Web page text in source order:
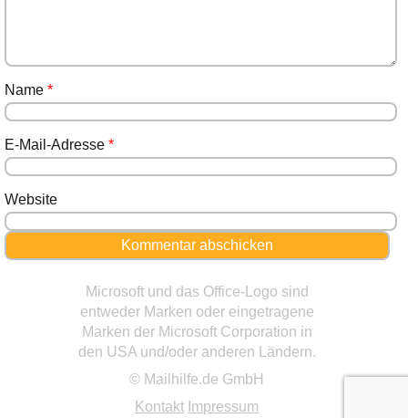
Name *
E-Mail-Adresse *
Website
Microsoft und das Office-Logo sind
entweder Marken oder eingetragene
Marken der Microsoft Corporation in
den USA und/oder anderen Ländern.
© Mailhilfe.de GmbH
Kontakt Impressum